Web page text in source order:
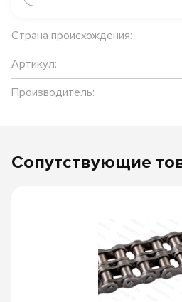
Страна происхождения:
Артикул:
Производитель:
Сопутствующие